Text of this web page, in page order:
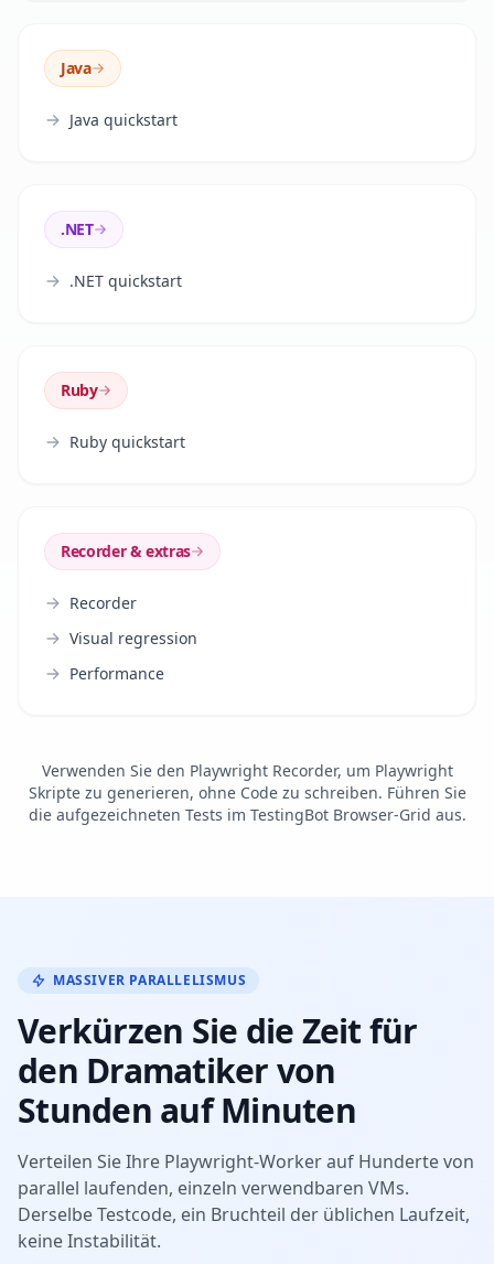
Java
Java quickstart
.NET
.NET quickstart
Ruby
Ruby quickstart
Recorder & extras
Recorder
Visual regression
Performance
Verwenden Sie den Playwright Recorder, um Playwright
Skripte zu generieren, ohne Code zu schreiben. Führen Sie
die aufgezeichneten Tests im TestingBot Browser-Grid aus.
MASSIVER PARALLELISMUS
Verkürzen Sie die Zeit für
den Dramatiker von
Stunden auf Minuten
Verteilen Sie Ihre Playwright-Worker auf Hunderte von
parallel laufenden, einzeln verwendbaren VMs.
Derselbe Testcode, ein Bruchteil der üblichen Laufzeit,
keine Instabilität.